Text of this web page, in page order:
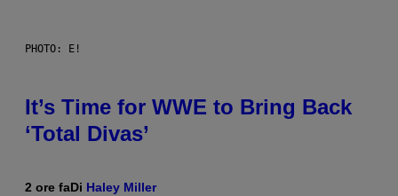
PHOTO: E!
It’s Time for WWE to Bring Back
‘Total Divas’
2 ore faDi Haley Miller